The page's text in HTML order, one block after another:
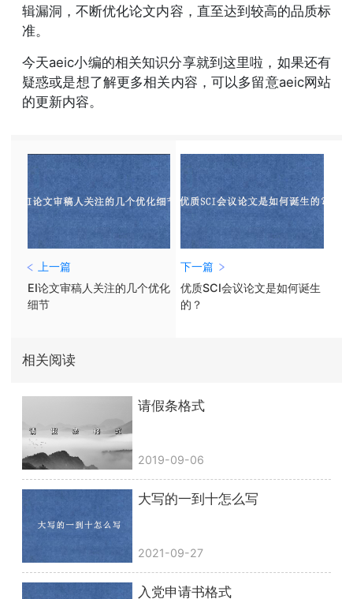
辑漏洞，不断优化论文内容，直至达到较高的品质标
准。
今天aeic小编的相关知识分享就到这里啦，如果还有
疑惑或是想了解更多相关内容，可以多留意aeic网站
的更新内容。
上一篇
EI论文审稿人关注的几个优化
细节
下一篇
优质SCI会议论文是如何诞生
的？
相关阅读
请假条格式
2019-09-06
大写的一到十怎么写
2021-09-27
入党申请书格式